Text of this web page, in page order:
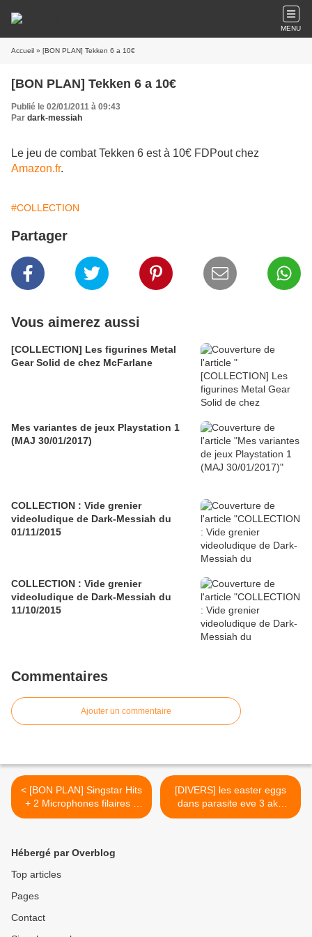
MENU
Accueil » [BON PLAN] Tekken 6 a 10€
[BON PLAN] Tekken 6 a 10€
Publié le 02/01/2011 à 09:43
Par dark-messiah
Le jeu de combat Tekken 6 est à 10€ FDPout chez
Amazon.fr.
#COLLECTION
Partager
Vous aimerez aussi
[COLLECTION] Les figurines Metal
Gear Solid de chez McFarlane
Mes variantes de jeux Playstation 1
(MAJ 30/01/2017)
COLLECTION : Vide grenier
videoludique de Dark-Messiah du
01/11/2015
COLLECTION : Vide grenier
videoludique de Dark-Messiah du
11/10/2015
Commentaires
Ajouter un commentaire
< [BON PLAN] Singstar Hits
+ 2 Microphones filaires à
15,95€
[DIVERS] les easter eggs
dans parasite eve 3 aka
The 3rd Birthday (edit) >
Hébergé par Overblog
Top articles
Pages
Contact